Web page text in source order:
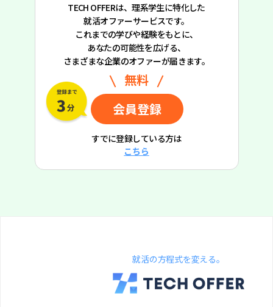
TECH OFFERは、理系学生に特化した
就活オファーサービスです。
これまでの学びや経験をもとに、
あなたの可能性を広げる、
さまざまな企業のオファーが届きます。
無料
会員登録
すでに登録している方は
こちら
就活の方程式を変える。